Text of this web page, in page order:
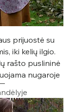
prijuostė su
iki kelių ilgio.
rašto puslininė
nugaroje